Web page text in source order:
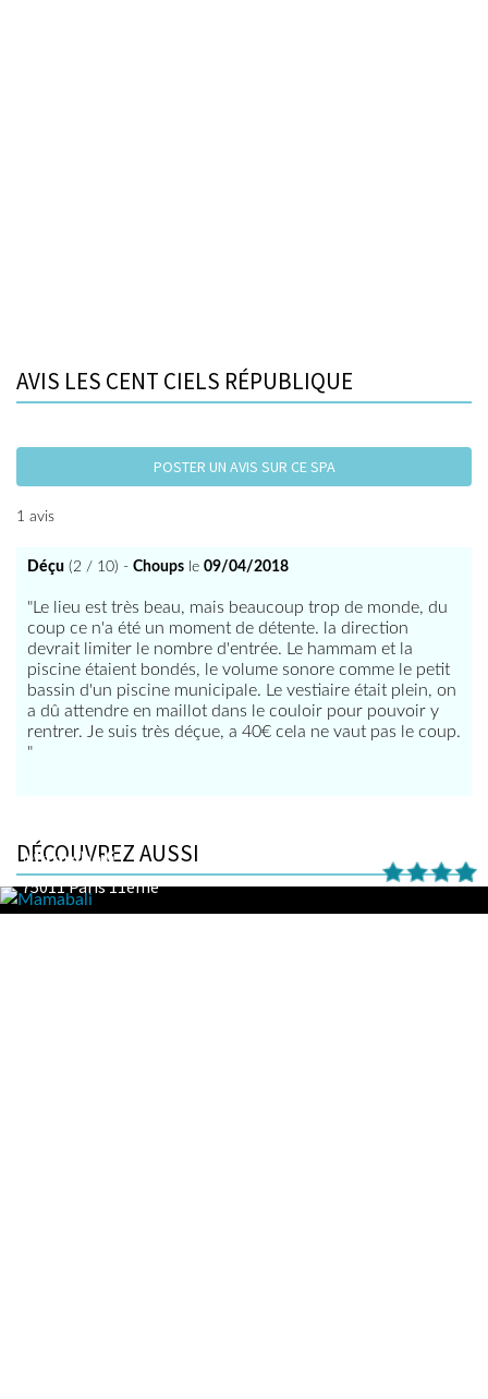
AVIS LES CENT CIELS RÉPUBLIQUE
POSTER UN AVIS SUR CE SPA
1 avis
Déçu (2 / 10) - Choups le 09/04/2018
"Le lieu est très beau, mais beaucoup trop de monde, du
coup ce n'a été un moment de détente. la direction
devrait limiter le nombre d'entrée. Le hammam et la
piscine étaient bondés, le volume sonore comme le petit
bassin d'un piscine municipale. Le vestiaire était plein, on
a dû attendre en maillot dans le couloir pour pouvoir y
rentrer. Je suis très déçue, a 40€ cela ne vaut pas le coup.
"
DÉCOUVREZ AUSSI
Mamabali
75011 Paris 11eme